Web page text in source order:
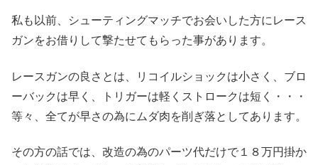
私も以前、シューティングマッチでお会いした方にレース
ガンをお借りして撃たせてもらった事があります。
レースガンの良さとは、リコイルショックは小さく、ブロ
ーバックは早く、トリガーは軽くストロークは短く・・・
等々、全てが早さの為にムダ肉を削ぎ落としてあります。
その方の話では、改造の為のパーツ代だけで１８万円掛か